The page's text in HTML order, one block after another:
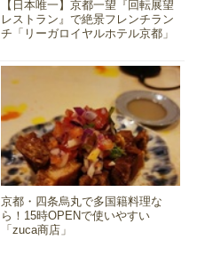
【日本唯一】京都一望『回転展望
レストラン』で絶景フレンチラン
チ「リーガロイヤルホテル京都」
京都・四条烏丸で多国籍料理な
ら！15時OPENで使いやすい
「zuca商店」